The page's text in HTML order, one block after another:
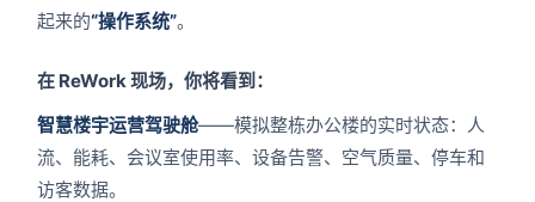
起来的“操作系统”。
在 ReWork 现场，你将看到：
智慧楼宇运营驾驶舱——模拟整栋办公楼的实时状态：人
流、能耗、会议室使用率、设备告警、空气质量、停车和
访客数据。